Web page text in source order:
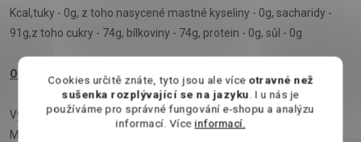
Cookies určitě znáte, tyto jsou ale více otravné než
sušenka rozplývající se na jazyku. I u nás je
používáme pro správné fungování e-shopu a analýzu
informací. Víceinformací.
Kcal,tuky - 0g, z toho nasycené mastné kyseliny - 0g, sacharidy -
91g,z toho cukry - 74g, bílkoviny - 74g, protein - 0g, sůl - 0g
Obsah : 625g (25 pcs x 25 g)
Výrobce: MADA SWEET Adam Pawlowski, Polna 7, 26-026
Morawica, Polsko